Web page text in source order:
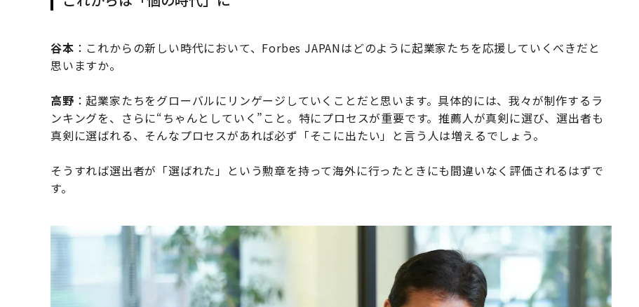
谷本 ：これからの新しい時代において、Forbes JAPANはどのように起業家たちを応援していくべきだと
思いますか。
高野 ：起業家たちをグローバルにリンゲージしていくことだと思います。具体的には、我々が制作するラ
ンキングを、さらに“ちゃんとしていく”こと。特にプロセスが重要です。推薦人が真剣に選び、選出者も
真剣に選ばれる、そんなプロセスがあれば必ず「そこに出たい」と言う人は増えるでしょう。
そうすれば選出者が「選ばれた」という勲章を持って海外に行ったときにも間違いなく評価されるはずで
す。